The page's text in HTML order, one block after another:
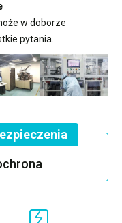
w doborze
pytania.